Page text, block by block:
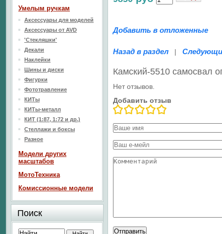
Добавить в отложенные
Назад в раздел |
Камский-5510 самосвал
Нет отзывов.
Добавить отзыв
Умелым ручкам
Аксессуары для моделей
Аксессуары от AVD
'Стекляшки'
Декали
Наклейки
Шины и диски
Фигурки
Фототравление
КИТы
КИТы-металл
КИТ (1:87, 1:72 и др.)
Стеллажи и боксы
Разное
Модели других
масштабов
МотоТехника
Комиссионные модели
Поиск